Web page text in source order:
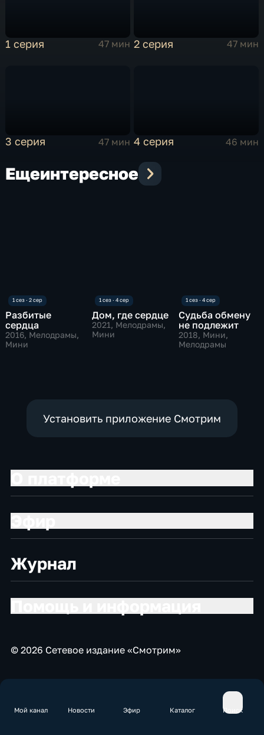
Мой канал Новости Эфир Каталог Поиск
1 серия 47 мин 2 серия 47 мин
3 серия 47 мин 4 серия 46 мин
Ещеинтересное
Разбитые
сердца
2016, Мелодрамы,
Мини
Дом, где сердце
2021, Мелодрамы,
Мини
Судьба обмену
не подлежит
2018, Мини,
Мелодрамы
Установить приложение Смотрим
Журнал
© 2026 Сетевое издание «Смотрим»